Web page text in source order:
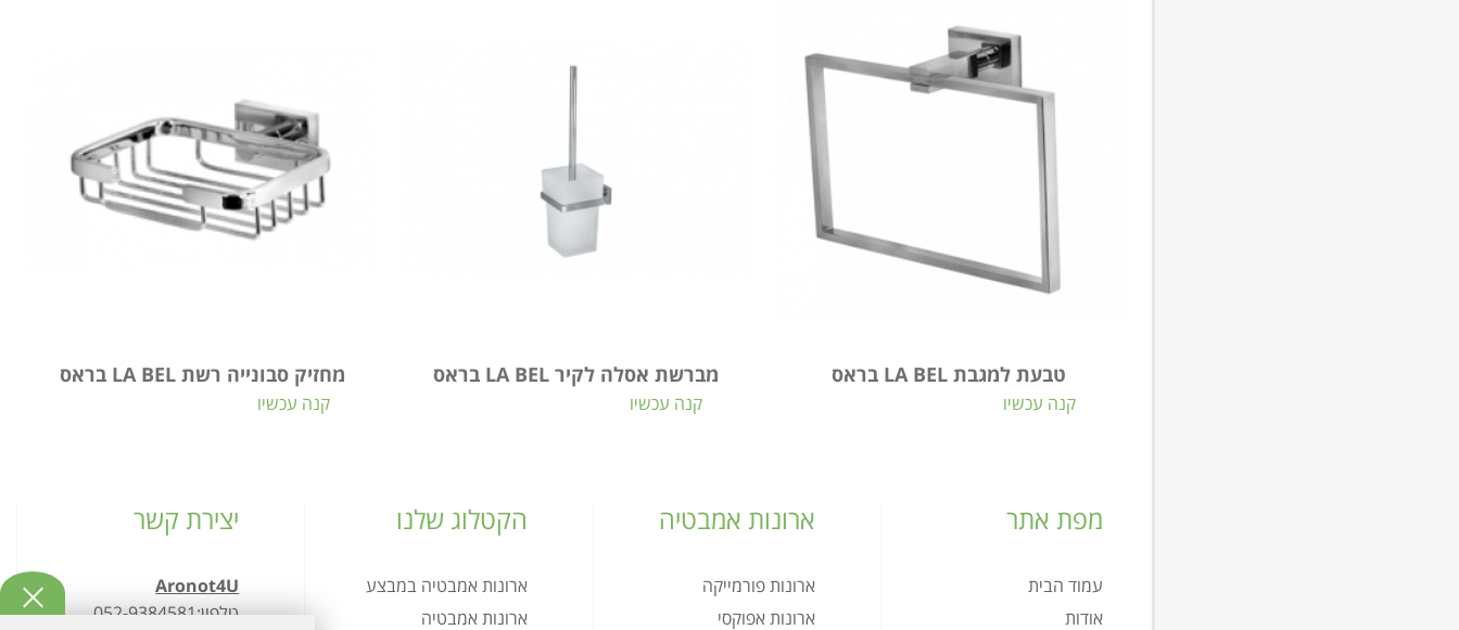
טבעת למגבת LA BEL בראס
קנה עכשיו
מברשת אסלה לקיר LA BEL בראס
קנה עכשיו
מחזיק סבונייה רשת LA BEL בראס
קנה עכשיו
מפת אתר
עמוד הבית
אודות
ארונות אמבטיה
ארונות פורמייקה
ארונות אפוקסי
הקטלוג שלנו
ארונות אמבטיה במבצע
ארונות אמבטיה
יצירת קשר
Aronot4U
טלפון:052-9384581